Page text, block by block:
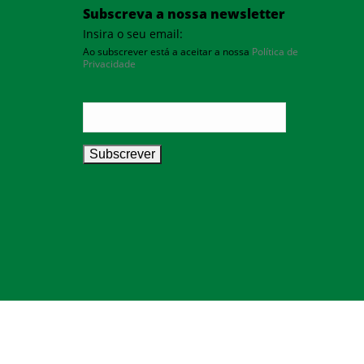
Subscreva a nossa newsletter
Insira o seu email:
Ao subscrever está a aceitar a nossa Política de
Privacidade